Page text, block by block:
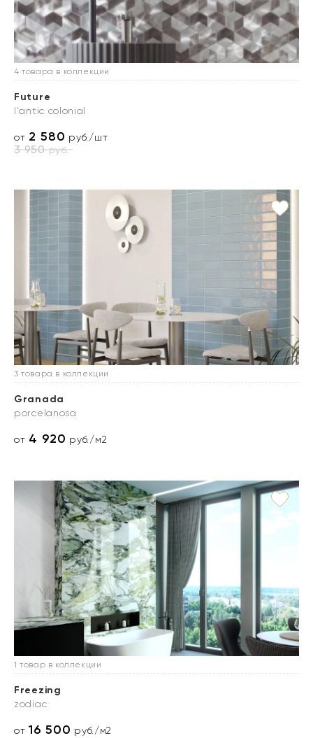
4 товара в коллекции
Future
l'antic colonial
от 2 580 руб./шт
3 950руб.
3 товара в коллекции
Granada
porcelanosa
от 4 920 руб./м2
1 товар в коллекции
Freezing
zodiac
от16 500 руб./м2